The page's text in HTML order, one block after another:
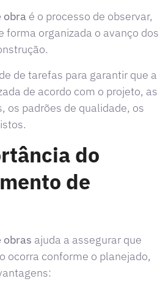
obra é o processo de observar,
forma organizada o avanço dos
de tarefas para garantir que a
de acordo com o projeto, as
os padrões de qualidade, os
do
de
obras ajuda a assegurar que
ocorra conforme o planejado,